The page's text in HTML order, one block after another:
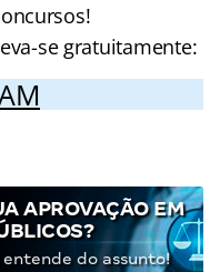
se gratuitamente:
APROVAÇÃO EM
do assunto!